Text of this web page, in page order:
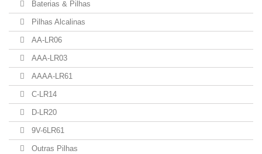
Baterias & Pilhas
Pilhas Alcalinas
AA-LR06
AAA-LR03
AAAA-LR61
C-LR14
D-LR20
9V-6LR61
Outras Pilhas